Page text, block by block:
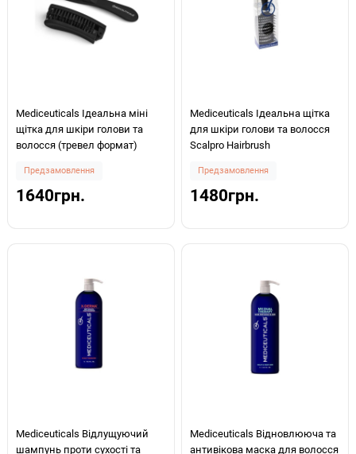
Mediceuticals Ідеальна міні
щітка для шкіри голови та
волосся (тревел формат)
Предзамовлення
1640грн.
Mediceuticals Ідеальна щітка
для шкіри голови та волосся
Scalpro Hairbrush
Предзамовлення
1480грн.
Mediceuticals Відлущуючий
шампунь проти сухості та
Mediceuticals Відновлююча та
антивікова маска для волосся